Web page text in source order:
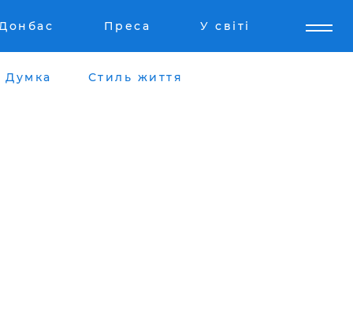
Преса У світі
Думка Стиль життя